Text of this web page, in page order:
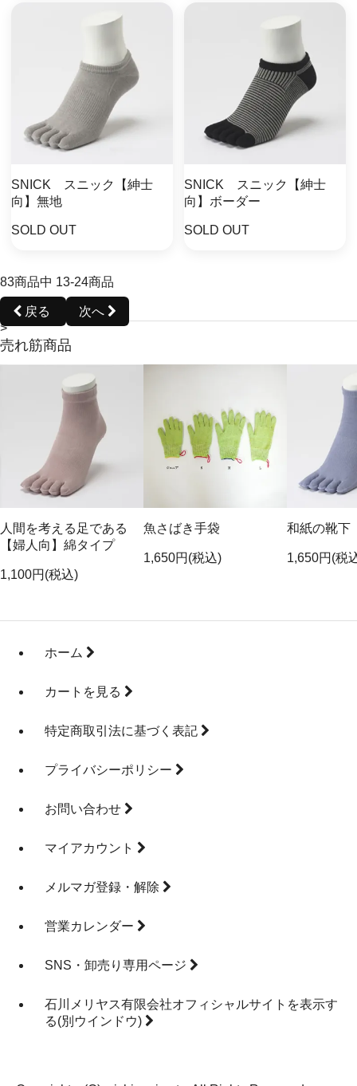
SNICK スニック【紳士
向】無地
SOLD OUT
SNICK スニック【紳士
向】ボーダー
SOLD OUT
83商品中 13-24商品
戻る
次へ
>
売れ筋商品
人間を考える足である
【婦人向】綿タイプ
1,100円(税込)
魚さばき手袋
1,650円(税込)
和紙の靴下
1,650円(税
ホーム
カートを見る
特定商取引法に基づく表記
プライバシーポリシー
お問い合わせ
マイアカウント
メルマガ登録・解除
営業カレンダー
SNS・卸売り専用ページ
石川メリヤス有限会社オフィシャルサイトを表示す
る(別ウインドウ)